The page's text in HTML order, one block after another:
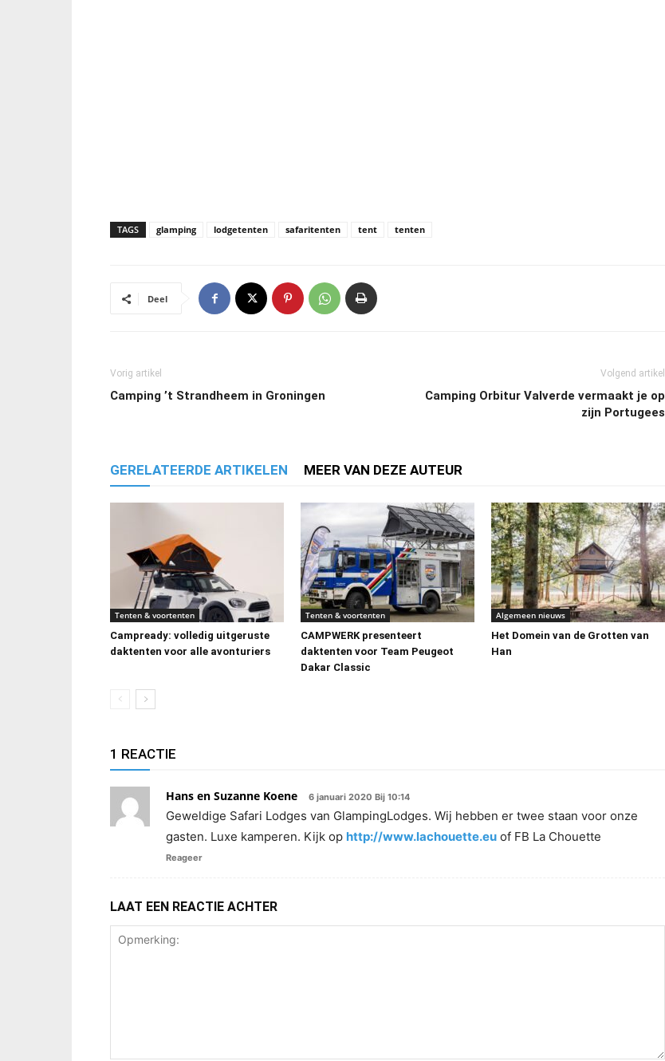
TAGS glamping lodgetenten safaritenten tent tenten
Deel
Vorig artikel
Camping ’t Strandheem in Groningen
Volgend artikel
Camping Orbitur Valverde vermaakt je op
zijn Portugees
GERELATEERDE ARTIKELEN MEER VAN DEZE AUTEUR
Tenten & voortenten
Campready: volledig uitgeruste
daktenten voor alle avonturiers
Tenten & voortenten
CAMPWERK presenteert
daktenten voor Team Peugeot
Dakar Classic
Algemeen nieuws
Het Domein van de Grotten van
Han
1 REACTIE
Hans en Suzanne Koene 6 januari 2020 Bij 10:14
Geweldige Safari Lodges van GlampingLodges. Wij hebben er twee staan voor onze
gasten. Luxe kamperen. Kijk op http://www.lachouette.eu of FB La Chouette
Reageer
LAAT EEN REACTIE ACHTER